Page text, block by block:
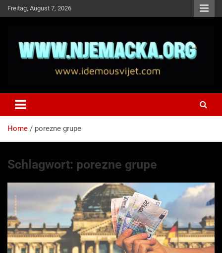
Skip
to
Freitag, August 7, 2026
Idemo u Svijet-Njemacka!
Home porezne grupe
Schlagwort: porezne grupe